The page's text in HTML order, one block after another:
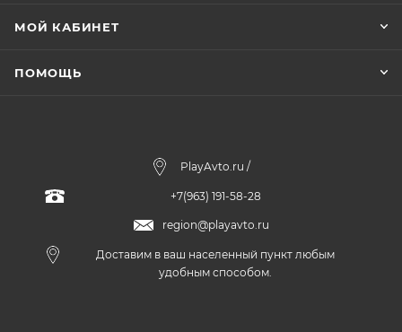
МОЙ КАБИНЕТ
ПОМОЩЬ
PlayAvto.ru /
+7(963) 191-58-28
region@playavto.ru
Доставим в ваш населенный пункт любым
удобным способом.